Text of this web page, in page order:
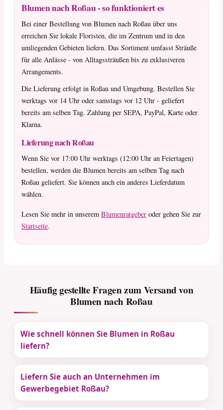
Blumen nach Roßau - so funktioniert es
Bei einer Bestellung von Blumen nach Roßau über uns
erreichen Sie lokale Floristen, die im Zentrum und in den
umliegenden Gebieten liefern. Das Sortiment umfasst Sträuße
für alle Anlässe - von Alltagssträußen bis zu exklusiveren
Arrangements.
Die Lieferung erfolgt in Roßau und Umgebung. Bestellen Sie
werktags vor 14 Uhr oder samstags vor 12 Uhr - geliefert
bereits am selben Tag. Zahlung per SEPA, PayPal, Karte oder
Klarna.
Lieferung nach Roßau
Wenn Sie vor 17:00 Uhr werktags (12:00 Uhr an Feiertagen)
bestellen, werden die Blumen bereits am selben Tag nach
Roßau geliefert. Sie können auch ein anderes Lieferdatum
wählen.
Lesen Sie mehr in unserem Blumenratgeber oder gehen Sie zur
Startseite.
Häufig gestellte Fragen zum Versand von
Blumen nach Roßau
Wie schnell können Sie Blumen in Roßau
liefern?
Liefern Sie auch an Unternehmen im
Gewerbegebiet Roßau?